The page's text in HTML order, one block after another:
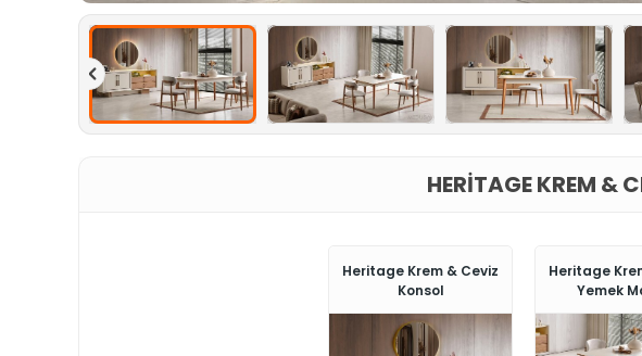
HERITAGE KREM &
Heritage Krem & Ceviz
Konsol
Heritage
Yemek